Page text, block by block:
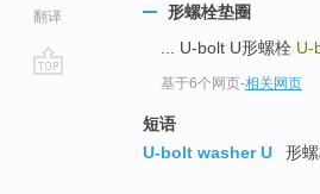
翻译
形螺栓垫圈
... U-bolt U形螺栓 U-
基于6个网页-相关网页
短语
U-bolt washer U
形